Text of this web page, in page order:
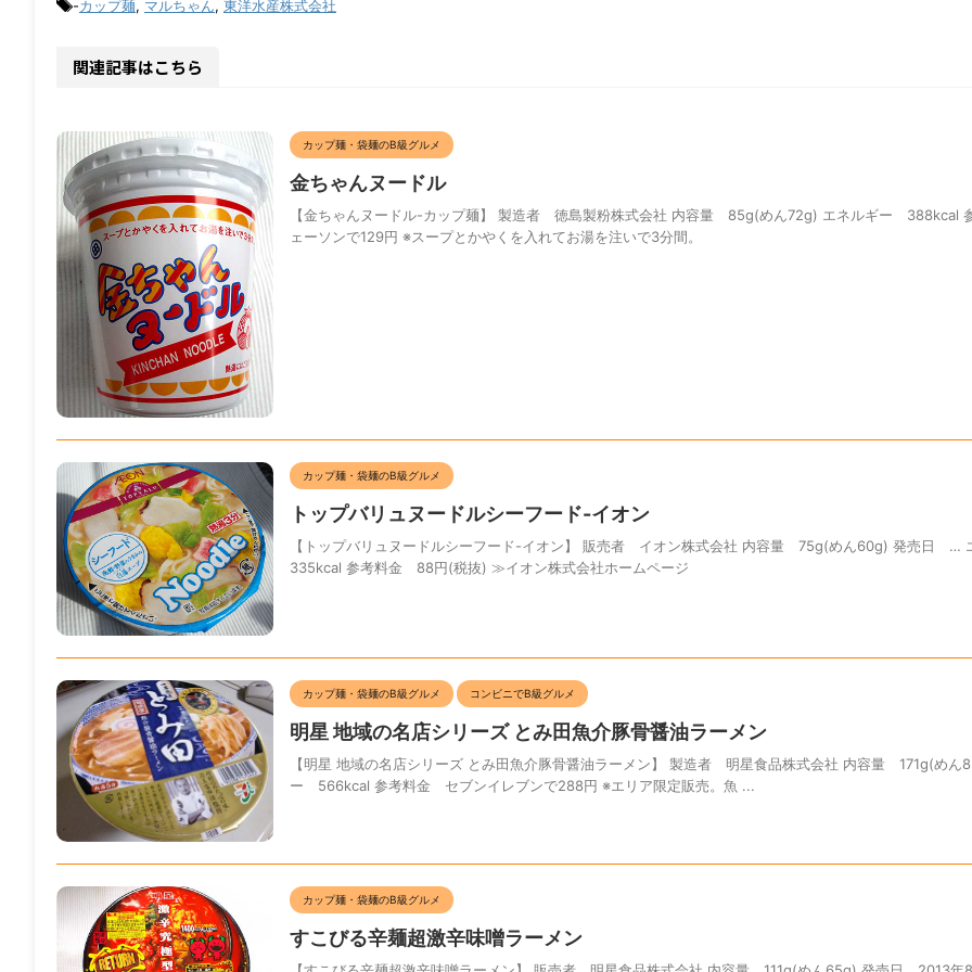
-カップ麺, マルちゃん, 東洋水産株式会社
関連記事はこちら
カップ麺・袋麺のB級グルメ
金ちゃんヌードル
【金ちゃんヌードル-カップ麺】 製造者 徳島製粉株式会社 内容量 85g(めん72g) エネルギー 388kcal
ェーソンで129円 ※スープとかやくを入れてお湯を注いで3分間。
カップ麺・袋麺のB級グルメ
トップバリュヌードルシーフード-イオン
【トップバリュヌードルシーフード-イオン】 販売者 イオン株式会社 内容量 75g(めん60g) 発売日 …
335kcal 参考料金 88円(税抜) ≫イオン株式会社ホームページ
カップ麺・袋麺のB級グルメ コンビニでB級グルメ
明星 地域の名店シリーズ とみ田魚介豚骨醤油ラーメン
【明星 地域の名店シリーズ とみ田魚介豚骨醤油ラーメン】 製造者 明星食品株式会社 内容量 171g(めん
ー 566kcal 参考料金 セブンイレブンで288円 ※エリア限定販売。魚 ...
カップ麺・袋麺のB級グルメ
すこびる辛麺超激辛味噌ラーメン